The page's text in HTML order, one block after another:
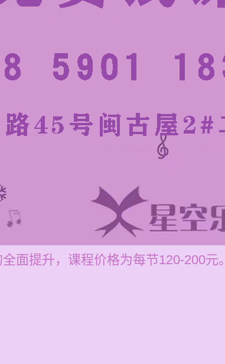
面提升，课程价格为每节120-200元。